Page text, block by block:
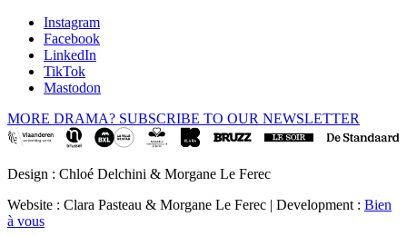
Instagram
Facebook
LinkedIn
TikTok
Mastodon
MORE DRAMA? SUBSCRIBE TO OUR NEWSLETTER
Design : Chloé Delchini & Morgane Le Ferec
Website : Clara Pasteau & Morgane Le Ferec | Development : Bien
à vous